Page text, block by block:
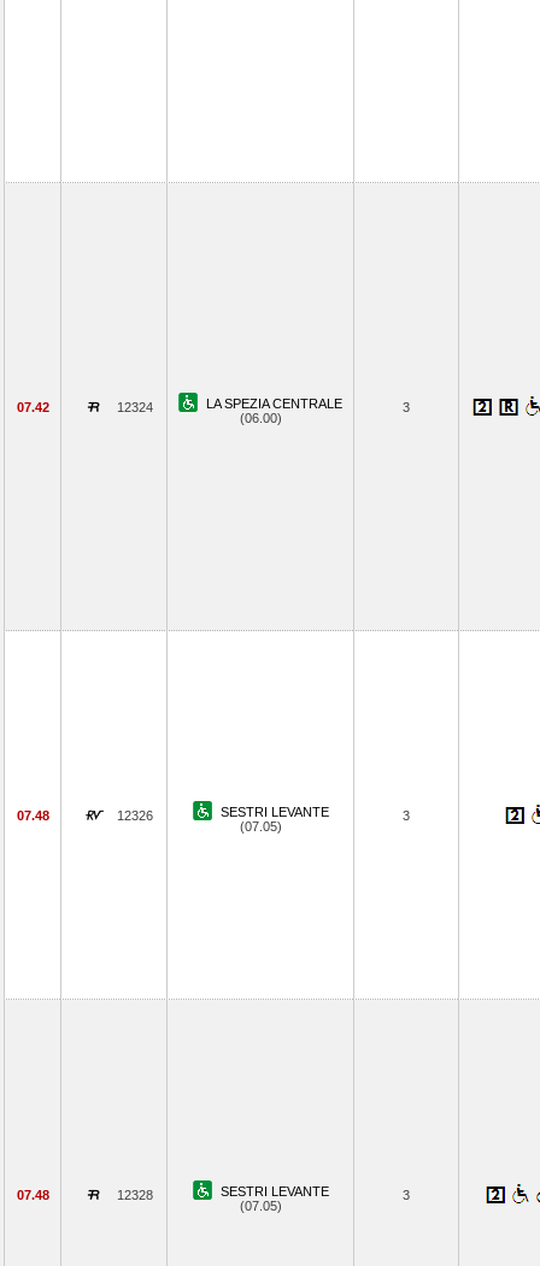
07.42 12324
LA SPEZIA CENTRALE
(06.00)
3
07.48 12326
SESTRI LEVANTE
(07.05)
3
07.48 12328
SESTRI LEVANTE
(07.05)
3